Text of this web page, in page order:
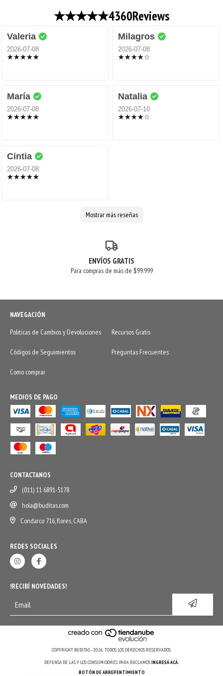
4360Reviews
Valeria
2026-07-08
Milagros
2026-07-08
María
2026-07-08
Natalia
2026-07-10
Cintia
2026-07-08
Mostrar más reseñas
ENVÍOS GRATIS
Para compras de más de $99.999
NAVEGACIÓN
Politicas de Cambios y Devoluciones
Recursos Gratis
Códigos de Seguimientos Preguntas Frecuentes
Como comprar
MEDIOS DE PAGO
CONTACTANOS
(011) 11 6891-5178
hola@buditas.com
Condarco 716, flores, CABA
REDES SOCIALES
!RECIBÍ NOVEDADES!
COPYRIGHT BUDITAS - 2026. TODOS LOS DERECHOS RESERVADOS.
DEFENSA DE LAS Y LOS CONSUMIDORES. PARA RECLAMOSINGRESÁ ACÁ.
BOTÓN DE ARREPENTIMIENTO